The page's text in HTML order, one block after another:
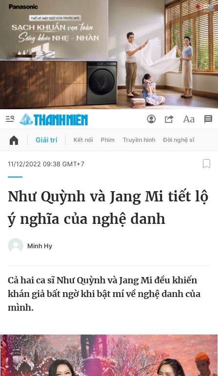
QUẢNG CÁO
Chuyên mục
Chào ngày mới
Tin thị trường Tin 360
Video
Sản phẩm khác
Tiện ích Bạn cần biết
Đổi mật khẩu
Tin đã lưu
Giải trí Kết nối Phim Truyền hình Đời nghệ sĩ
11/12/2022 09:38 GMT+7
Như Quỳnh và Jang Mi tiết lộ
ý nghĩa của nghệ danh
Minh Hy
Cả hai ca sĩ Như Quỳnh và Jang Mi đều khiến
khán giả bất ngờ khi bật mí về nghệ danh của
mình.